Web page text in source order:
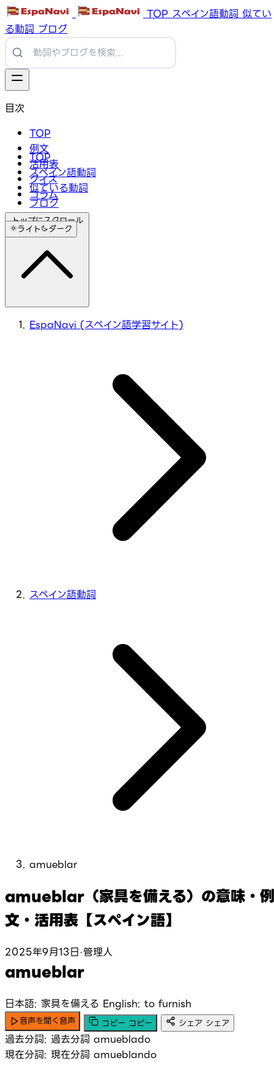
TOP スペイン語動詞 似てい
る動詞 ブログ
TOP
スペイン語動詞
似ている動詞
ブログ
ライト ダーク
目次
TOP
例文
活用表
クイズ
コラム
トップにスクロール
EspaNavi (スペイン語学習サイト)
スペイン語動詞
amueblar
amueblar（家具を備える）の意味・例
文・活用表【スペイン語】
2025年9月13日·管理人
amueblar
日本語: 家具を備える English: to furnish
音声を聞く音声 コピー コピー シェア シェア
過去分詞: 過去分詞 amueblado
現在分詞: 現在分詞 amueblando